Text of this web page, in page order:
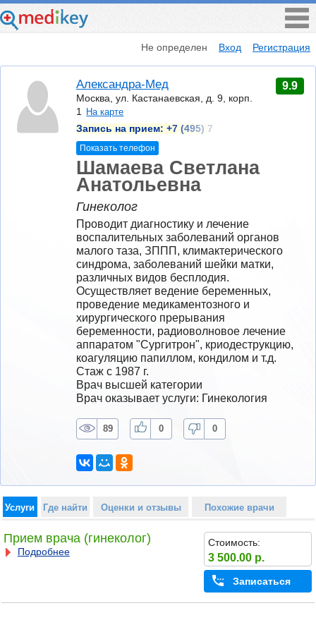
Не определен Вход Регистрация
Александра-Мед
Москва, ул. Кастанаевская, д. 9, корп.
1
На карте
Запись на прием: +7 (495) 7
Показать телефон
9.9
Шамаева Светлана
Анатольевна
Гинеколог
Проводит диагностику и лечение
воспалительных заболеваний органов
малого таза, ЗППП, климактерического
синдрома, заболеваний шейки матки,
различных видов бесплодия.
Осуществляет ведение беременных,
проведение медикаментозного и
хирургического прерывания
беременности, радиоволновое лечение
аппаратом "Сургитрон", криодеструкцию,
коагуляцию папиллом, кондилом и т.д.
Стаж с 1987 г.
Врач высшей категории
Врач оказывает услуги: Гинекология
89 0 0
Услуги Где найти Оценки и отзывы Похожие врачи
Прием врача (гинеколог)
Подробнее
Стоимость:
3 500.00 р.
Записаться